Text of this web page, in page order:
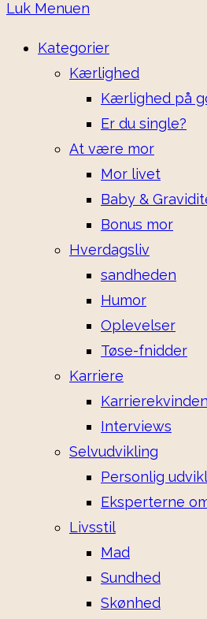
Luk Menuen
Kategorier
Kærlighed
Kærlighed på
Er du single?
At være mor
Mor livet
Baby &
Bonus mor
Hverdagsliv
sandheden
Humor
Oplevelser
Tøse-fnidder
Karriere
Karrierekvinden
Interviews
Selvudvikling
Personlig
Eksperterne
Livsstil
Mad
Sundhed
Skønhed